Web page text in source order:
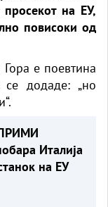
на ЕУ,
повисоки од
е поевтина
додаде: „но
Италија
на ЕУ